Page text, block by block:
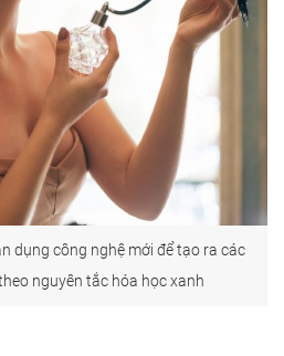
dụng công nghệ mới để tạo ra các
nguyên tắc hóa học xanh